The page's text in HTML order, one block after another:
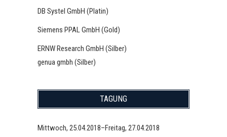
DB Systel GmbH (Platin)
Siemens PPAL GmbH (Gold)
ERNW Research GmbH (Silber)
genua gmbh (Silber)
TAGUNG
Mittwoch, 25.04.2018–Freitag, 27.04.2018